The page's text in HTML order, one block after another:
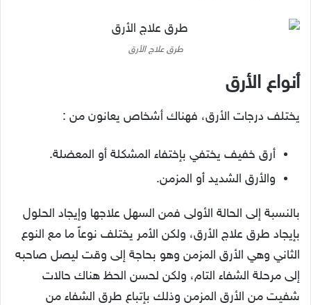
طرق علاج الأرق
أنواع الأرق
يختلف درجات الأرق، فهناك أشخاص يعانون من :
أرق خفيف يختفي بإختفاء المشكلة أو المعضلة.
والأرق الشديد أو المزمن.
بالنسبة إلى الحالة الأولى فمن السهل علاجها وإيجاد الحلول
بإيجاد طرق علاج الأرق، ولكن الأمر يختلف نوعاً ما مع النوع
الثاني وهي الأرق المزمن وهو بحاجة إلى وقت ليصل صاحبه
إلى مرحلة الشفاء التام، ولكن لحسن الحظ هناك حالات
شفيت من الأرق المزمن وذلك بإتباع طرق الشفاء من